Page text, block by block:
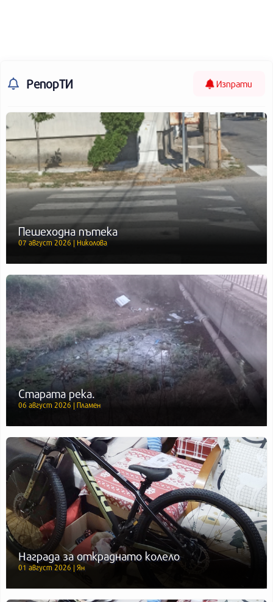
РепорТИ Изпрати
Пешеходна пътека
07 август 2026 | Николова
Старата река.
06 август 2026 | Пламен
Награда за откраднато колело
01 август 2026 | Ян